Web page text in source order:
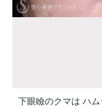
下眼瞼のクマは ハ